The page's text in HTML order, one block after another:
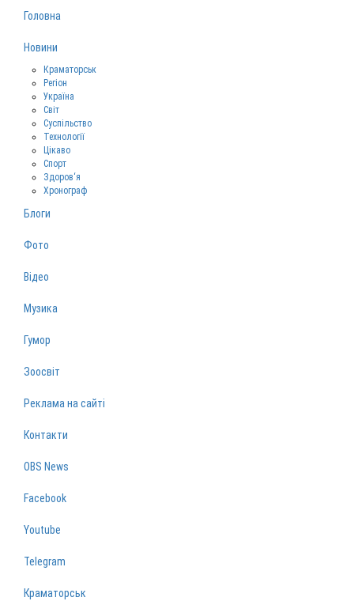
Головна
Новини
Краматорськ
Регіон
Україна
Світ
Суспільство
Технології
Цікаво
Спорт
Здоров‘я
Хронограф
Блоги
Фото
Відео
Музика
Гумор
Зоосвіт
Реклама на сайті
Контакти
OBS News
Facebook
Youtube
Telegram
Краматорськ